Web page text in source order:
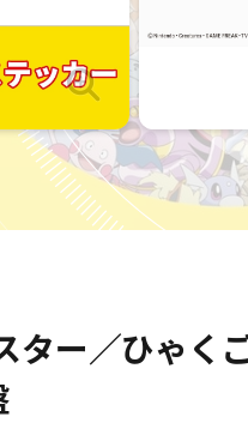
ター／ひゃく